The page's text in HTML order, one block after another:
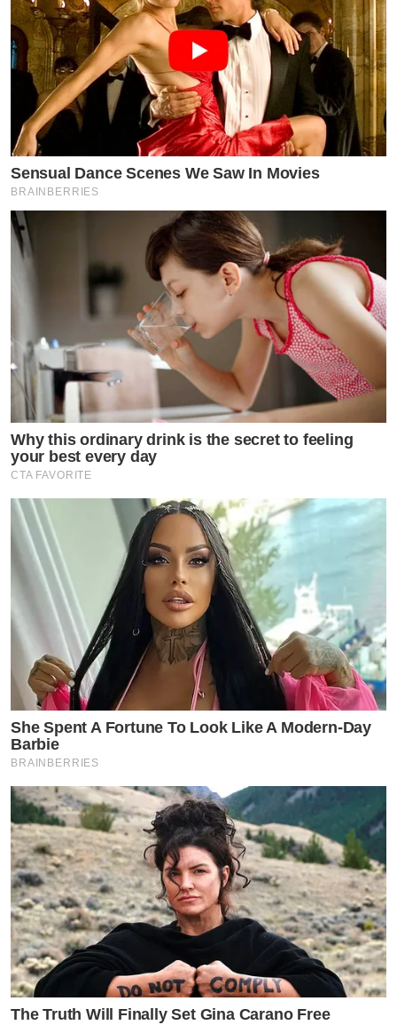
Sensual Dance Scenes We Saw In Movies
BRAINBERRIES
Why this ordinary drink is the secret to feeling
your best every day
CTA FAVORITE
She Spent A Fortune To Look Like A Modern-Day
Barbie
BRAINBERRIES
The Truth Will Finally Set Gina Carano Free